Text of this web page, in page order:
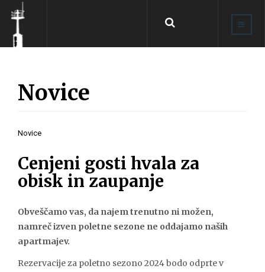
Novice
Novice
Cenjeni gosti hvala za
obisk in zaupanje
Obveščamo vas, da najem trenutno ni možen,
namreč izven poletne sezone ne oddajamo naših
apartmajev.
Rezervacije za poletno sezono 2024 bodo odprte v